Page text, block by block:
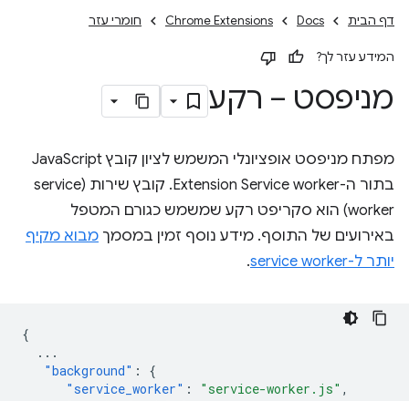
דף הבית Docs
Chrome Extensions חומרי עזר
המידע עזר לך?
מניפסט – רקע
מפתח מניפסט אופציונלי המשמש לציון קובץ JavaScript
בתור ה-Extension Service worker. קובץ שירות (service
worker) הוא סקריפט רקע שמשמש כגורם המטפל
באירועים של התוסף. מידע נוסף זמין במסמך מבוא מקיף
יותר ל-service worker
.
{
...
"background" :
{
"service_worker" : "service-worker.js" ,